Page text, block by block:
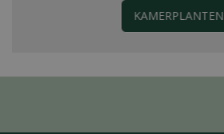
KAMERPLANTEN